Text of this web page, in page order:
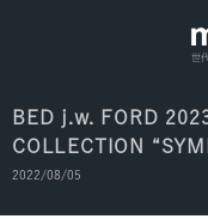
世
BED j.w. FORD
COLLECTION
2022/08/05